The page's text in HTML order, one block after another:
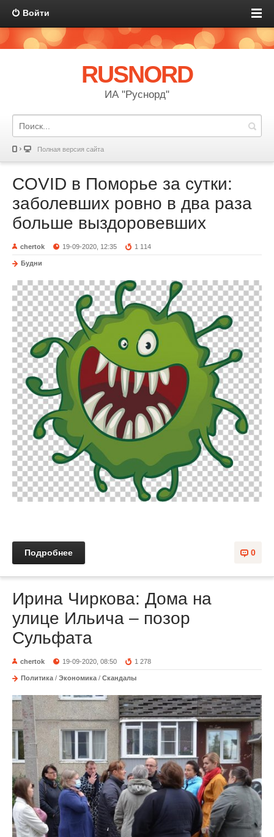
Войти
RUSNORD
ИА "Руснорд"
Полная версия сайта
COVID в Поморье за сутки:
заболевших ровно в два раза
больше выздоровевших
chertok 19-09-2020, 12:35 1 114
Будни
0
Подробнее
Ирина Чиркова: Дома на
улице Ильича – позор
Сульфата
chertok 19-09-2020, 08:50 1 278
Политика / Экономика / Скандалы